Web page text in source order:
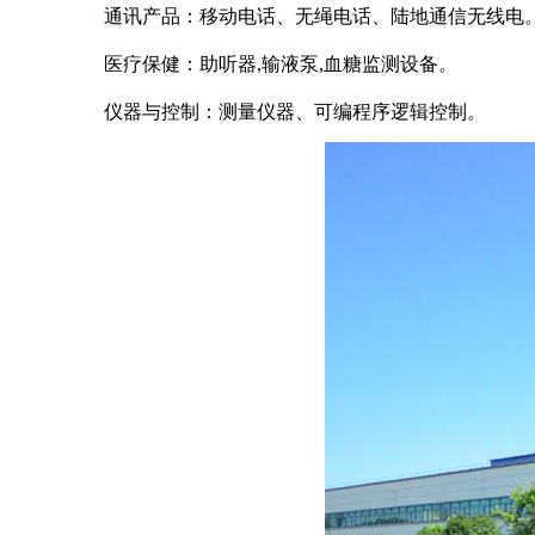
通讯产品：移动电话、无绳电话、陆地通信无线电
医疗保健：助听器,输液泵,血糖监测设备。
仪器与控制：测量仪器、可编程序逻辑控制。